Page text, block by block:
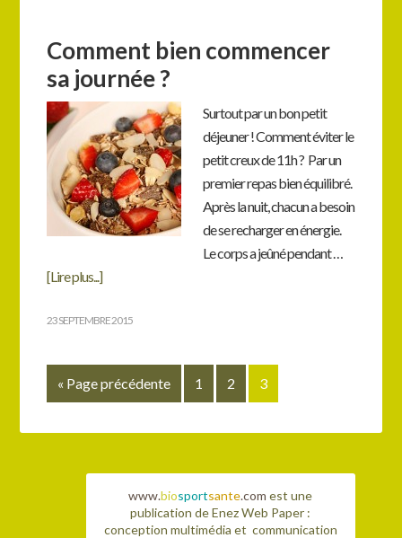
Comment bien commencer
sa journée ?
Surtout par un bon petit
déjeuner ! Comment éviter le
petit creux de 11h ? Par un
premier repas bien équilibré.
Après la nuit, chacun a besoin
de se recharger en énergie.
Le corps a jeûné pendant …
[Lire plus...]
23 SEPTEMBRE 2015
« Page précédente 1 2 3
www.biosportsante.com est une
publication de Enez Web Paper :
conception multimédia et communication